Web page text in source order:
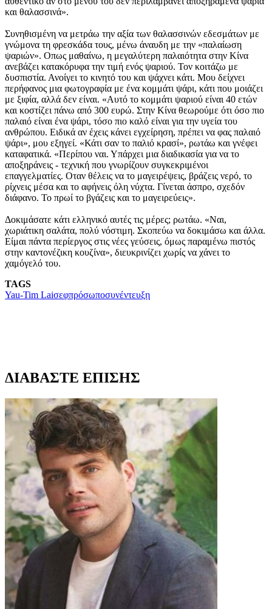
και θαλασσινά».
Συνηθισμένη να μετράω την αξία των θαλασσινών εδεσμάτων με
γνώμονα τη φρεσκάδα τους, μένω άναυδη με την «παλαίωση
ψαριών». Οπως μαθαίνω, η μεγαλύτερη παλαιότητα στην Κίνα
ανεβάζει κατακόρυφα την τιμή ενός ψαριού. Τον κοιτάζω με
δυσπιστία. Ανοίγει το κινητό του και ψάχνει κάτι. Μου δείχνει
περήφανος μια φωτογραφία με ένα κομμάτι ψάρι, κάτι που μοιάζει
με ξιφία, αλλά δεν είναι. «Αυτό το κομμάτι ψαριού είναι 40 ετών
και κοστίζει πάνω από 300 ευρώ. Στην Κίνα θεωρούμε ότι όσο πιο
παλαιό είναι ένα ψάρι, τόσο πιο καλό είναι για την υγεία του
ανθρώπου. Ειδικά αν έχεις κάνει εγχείρηση, πρέπει να φας παλαιό
ψάρι», μου εξηγεί. «Κάτι σαν το παλιό κρασί», ρωτάω και γνέφει
καταφατικά. «Περίπου ναι. Υπάρχει μια διαδικασία για να το
αποξηράνεις - τεχνική που γνωρίζουν συγκεκριμένοι
επαγγελματίες. Οταν θέλεις να το μαγειρέψεις, βράζεις νερό, το
ρίχνεις μέσα και το αφήνεις όλη νύχτα. Γίνεται άσπρο, σχεδόν
διάφανο. Το πρωί το βγάζεις και το μαγειρεύεις».
Δοκιμάσατε κάτι ελληνικό αυτές τις μέρες; ρωτάω. «Ναι,
χωριάτικη σαλάτα, πολύ νόστιμη. Σκοπεύω να δοκιμάσω και άλλα.
Είμαι πάντα περίεργος στις νέες γεύσεις, όμως παραμένω πιστός
στην καντονέζικη κουζίνα», διευκρινίζει χωρίς να χάνει το
χαμόγελό του.
TAGS
Yau-Tim Laiσεφπρόσωποσυνέντευξη
ΔΙΑΒΑΣΤΕ ΕΠΙΣΗΣ